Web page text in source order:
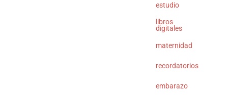
estudio
libros
digitales
maternidad
recordatorios
embarazo